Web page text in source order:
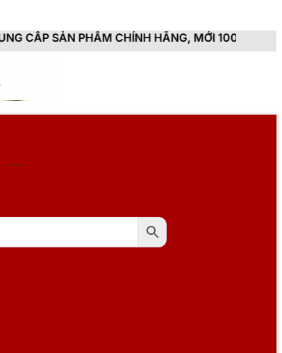
CHÍNH HÃNG, MỚI 100%, ĐẦY ĐỦ CHỨNG TỪ,